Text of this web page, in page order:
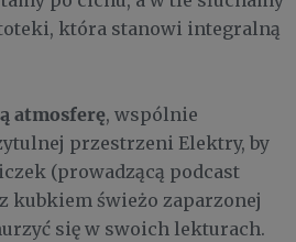
która stanowi integralną
atmosferę, wspólnie
przestrzeni Elektry, by
(prowadzącą podcast
kubkiem świeżo zaparzonej
się w swoich lekturach.